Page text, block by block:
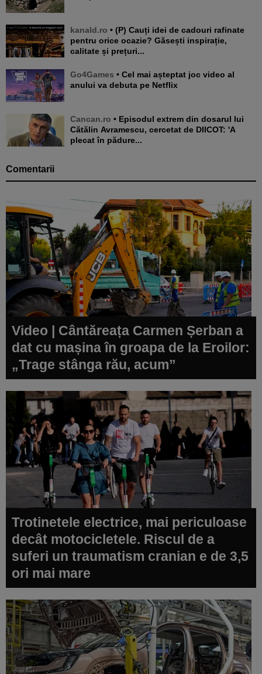
kanald.ro • (P) Cauți idei de cadouri rafinate
pentru orice ocazie? Găsești inspirație,
calitate și prețuri...
Go4Games • Cel mai așteptat joc video al
anului va debuta pe Netflix
Cancan.ro • Episodul extrem din dosarul lui
Cătălin Avramescu, cercetat de DIICOT: 'A
plecat în pădure...
Comentarii
Video | Cântăreața Carmen Șerban a
dat cu mașina în groapa de la Eroilor:
„Trage stânga rău, acum”
Trotinetele electrice, mai periculoase
decât motocicletele. Riscul de a
suferi un traumatism cranian e de 3,5
ori mai mare